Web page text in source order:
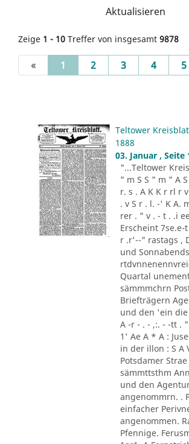
Aktualisieren
Zeige 1 - 10 Treffer von insgesamt 9878
« 1 (current)
2 3 4 5
Teltower
1888
03. Januar , Seite
"...Teltower
" m S S " m " A
r. s . A K K r rl r
. v S r . l. -' K A.
rer . " v . - t . .i
Erscheint 7se.e-
r .r'--" rastags ,
und
Quartal
sämmmchrn
Briefträgern
und den 'ein
A -r - . - ,:. - -tt .
1' Ae A * A :
in der illon : S A
Potsdamer
sämmttsthm
und den
angenommrn. .
einfacher
angenommen.
Pfennige.